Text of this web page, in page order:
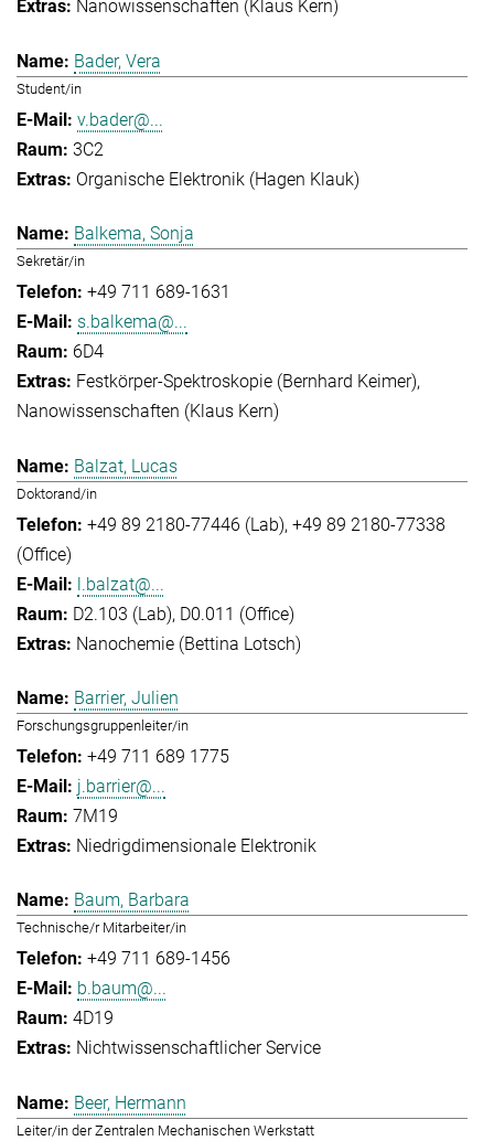
Nanowissenschaften (Klaus Kern)
Bader, Vera
Student/in
v.bader@...
3C2
Organische Elektronik (Hagen Klauk)
Balkema, Sonja
Sekretär/in
+49 711 689-1631
s.balkema@...
6D4
Festkörper-Spektroskopie (Bernhard Keimer)
Nanowissenschaften (Klaus Kern)
Balzat, Lucas
Doktorand/in
+49 89 2180-77446 (Lab) +49 89 2180-77338
(Office)
l.balzat@...
D2.103 (Lab), D0.011 (Office)
Nanochemie (Bettina Lotsch)
Barrier, Julien
Forschungsgruppenleiter/in
+49 711 689 1775
j.barrier@...
7M19
Niedrigdimensionale Elektronik
Baum, Barbara
Technische/r Mitarbeiter/in
+49 711 689-1456
b.baum@...
4D19
Nichtwissenschaftlicher Service
Beer, Hermann
Leiter/in der Zentralen Mechanischen Werkstatt